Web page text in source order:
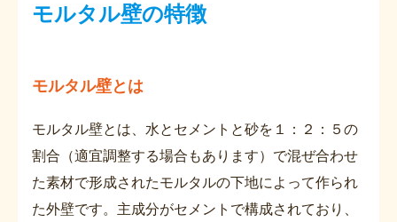
モルタル壁の特徴
モルタル壁とは
モルタル壁とは、水とセメントと砂を１：２：５の
割合（適宜調整する場合もあります）で混ぜ合わせ
た素材で形成されたモルタルの下地によって作られ
た外壁です。主成分がセメントで構成されており、